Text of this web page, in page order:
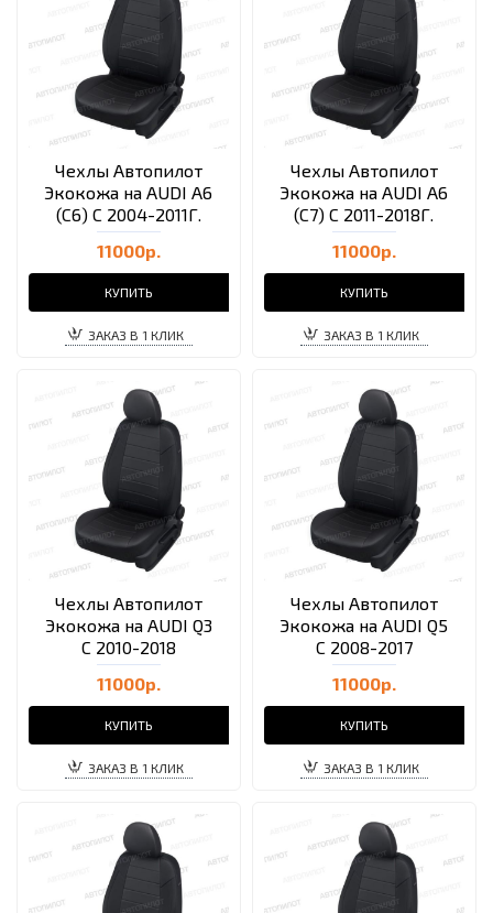
Чехлы Автопилот
Экокожа на AUDI A6
(C6) С 2004-2011Г.
11000р.
КУПИТЬ
ЗАКАЗ В 1 КЛИК
Чехлы Автопилот
Экокожа на AUDI A6
(C7) С 2011-2018Г.
11000р.
КУПИТЬ
ЗАКАЗ В 1 КЛИК
Чехлы Автопилот
Экокожа на AUDI Q3
С 2010-2018
11000р.
КУПИТЬ
ЗАКАЗ В 1 КЛИК
Чехлы Автопилот
Экокожа на AUDI Q5
С 2008-2017
11000р.
КУПИТЬ
ЗАКАЗ В 1 КЛИК